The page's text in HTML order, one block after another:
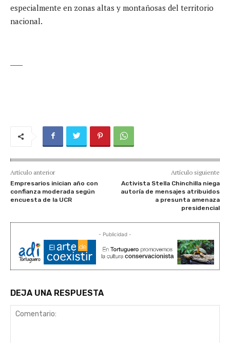
especialmente en zonas altas y montañosas del territorio
nacional.
Artículo anterior
Empresarios inician año con
confianza moderada según
encuesta de la UCR
Artículo siguiente
Activista Stella Chinchilla niega
autoría de mensajes atribuidos
a presunta amenaza
presidencial
- Publicidad -
DEJA UNA RESPUESTA